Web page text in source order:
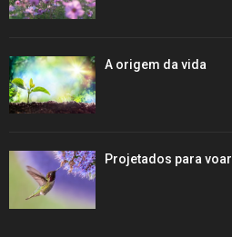
A origem da vida
Projetados para voar